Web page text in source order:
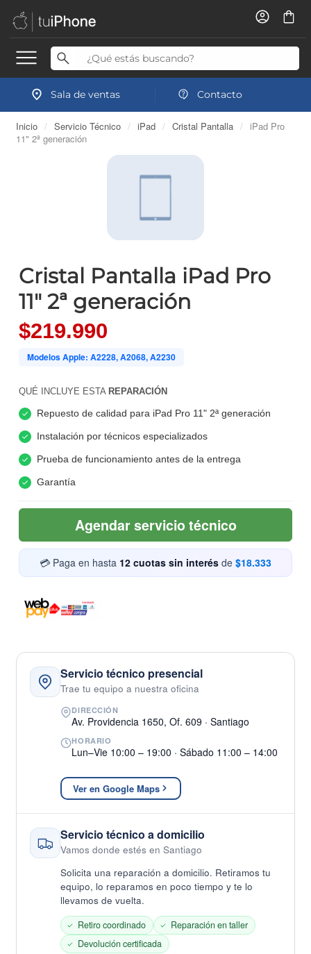
Sala de ventas Contacto
Inicio / Servicio Técnico / iPad / Cristal Pantalla / iPad Pro
11" 2ª generación
Cristal Pantalla iPad Pro
11" 2ª generación
$219.990
Modelos Apple: A2228, A2068, A2230
QUÉ INCLUYE ESTA REPARACIÓN
Repuesto de calidad para iPad Pro 11" 2ª generación
Instalación por técnicos especializados
Prueba de funcionamiento antes de la entrega
Garantía
Agendar servicio técnico
💳 Paga en hasta 12 cuotas sin interés de $18.333
Servicio técnico presencial
Trae tu equipo a nuestra oficina
DIRECCIÓN
Av. Providencia 1650, Of. 609 · Santiago
HORARIO
Lun–Vie 10:00 – 19:00 · Sábado 11:00 – 14:00
Ver en Google Maps
Servicio técnico a domicilio
Vamos donde estés en Santiago
Solicita una reparación a domicilio. Retiramos tu
equipo, lo reparamos en poco tiempo y te lo
llevamos de vuelta.
Retiro coordinado
Reparación en taller
Devolución certificada